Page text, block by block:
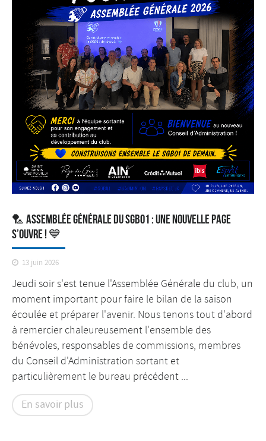
🏸 Assemblée Générale du SGB01 : une nouvelle page
s’ouvre ! 💙
13 juin 2026
Jeudi soir s'est tenue l'Assemblée Générale du club, un
moment important pour faire le bilan de la saison
écoulée et préparer l'avenir. Nous tenons tout d'abord
à remercier chaleureusement l'ensemble des
bénévoles, responsables de commissions, membres
du Conseil d'Administration sortant et
particulièrement le bureau précédent ...
En savoir plus